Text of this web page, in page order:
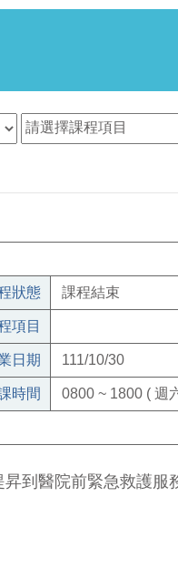
狀態 課程結束
項目
日期 111/10/30
時間 0800 ~ 1800 ( 週
到醫院前緊急救護服